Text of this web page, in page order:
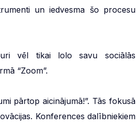
un iedvesma šo procesu
vēl tikai lolo savu sociālās
“Zoom”.
pārtop aicinājumā!”. Tās fokusā
Konferences dalībniekiem